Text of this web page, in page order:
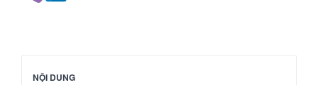
NỘI DUNG